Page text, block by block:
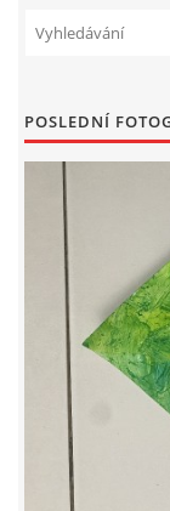
PÍSNĚ K TÉMATU
POHYBOVÉ
VZDĚLÁVACÍ
TÝDENNÍ PLÁNY
SMYSLOVÁ
MONTESSORI
POSLEDNÍ